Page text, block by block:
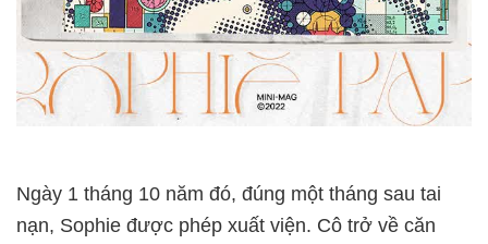
Ngày 1 tháng 10 năm đó, đúng một tháng sau tai
nạn, Sophie được phép xuất viện. Cô trở về căn